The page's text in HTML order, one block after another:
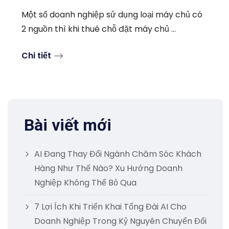
Một số doanh nghiệp sử dụng loại máy chủ có
2 nguồn thì khi thuê chỗ đặt máy chủ ...
Chi tiết
Bài viết mới
AI Đang Thay Đổi Ngành Chăm Sóc Khách
Hàng Như Thế Nào? Xu Hướng Doanh
Nghiệp Không Thể Bỏ Qua
7 Lợi Ích Khi Triển Khai Tổng Đài AI Cho
Doanh Nghiệp Trong Kỷ Nguyên Chuyển Đổi